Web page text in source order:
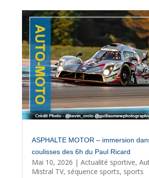
ASPHALTE MOTOR – immersion
coulisses des 6h du Paul Ricard
Mai 10, 2026 | Actualité sportive,
Mistral TV, séquence sports, sports